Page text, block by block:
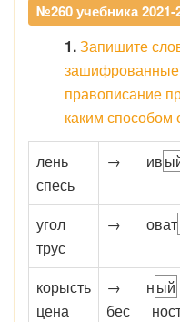
№260 учебника 2021-
1.Запишите
зашифрованные
правописание
каким способом
лень
спесь
→ ив
угол
трус
→ оват
корысть
цена
→ ный
бес
н